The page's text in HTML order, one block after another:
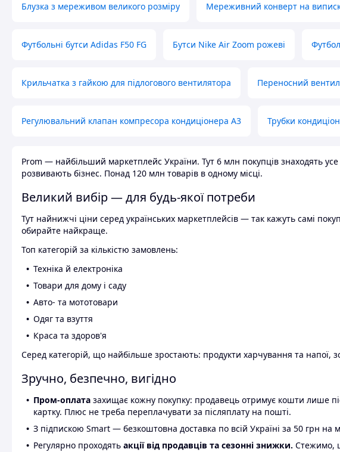
Блузка з мереживом великого розміру Мереживний конверт на
Футбольні бутси Adidas F50 FG Бутси Nike Air Zoom рожеві
Крильчатка з гайкою для підлогового вентилятора Переносний
Регулювальний клапан компресора кондиціонера А3 Трубки
Prom — найбільший маркетплейс України. Тут 6 млн покупців знаходять
розвивають бізнес. Понад 120 млн товарів в одному місці.
Великий вибір — для будь-якої потреби
Тут найнижчі ціни серед українських маркетплейсів — так кажуть самі
обирайте найкраще.
Топ категорій за кількістю замовлень:
Техніка й електроніка
Товари для дому і саду
Авто- та мототовари
Одяг та взуття
Краса та здоров'я
Серед категорій, що найбільше зростають: продукти харчування та напої,
Зручно, безпечно, вигідно
Пром-оплата захищає кожну покупку: продавець отримує кошти лише
картку. Плюс не треба переплачувати за післяплату на пошті.
З підпискою Smart — безкоштовна доставка по всій Україні за 50 грн на
Регулярно проходять акції від продавців та сезонні знижки. Стежимо,